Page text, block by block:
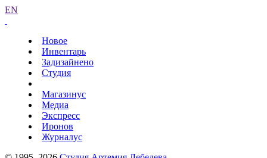
EN
Новое
Инвентарь
Задизайнено
Студия
Магазинус
Медиа
Экспресс
Иронов
Журналус